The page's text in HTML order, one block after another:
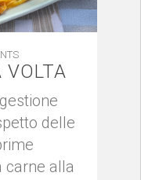
VOLTA
delle
carne alla